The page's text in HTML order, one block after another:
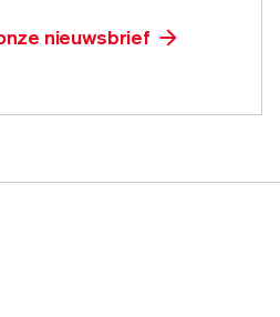
nieuwsbrief